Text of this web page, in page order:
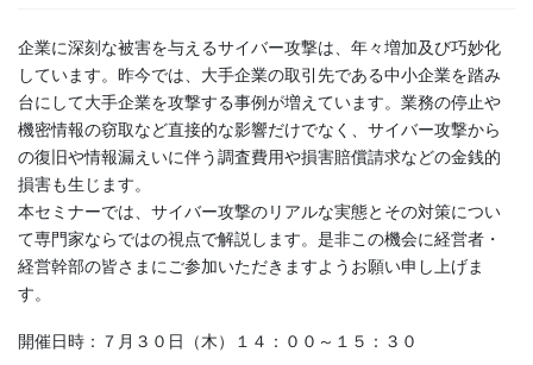
企業に深刻な被害を与えるサイバー攻撃は、年々増加及び巧妙化
しています。昨今では、大手企業の取引先である中小企業を踏み
台にして大手企業を攻撃する事例が増えています。業務の停止や
機密情報の窃取など直接的な影響だけでなく、サイバー攻撃から
の復旧や情報漏えいに伴う調査費用や損害賠償請求などの金銭的
損害も生じます。
本セミナーでは、サイバー攻撃のリアルな実態とその対策につい
て専門家ならではの視点で解説します。是非この機会に経営者・
経営幹部の皆さまにご参加いただきますようお願い申し上げま
す。
開催日時：７月３０日（木）１４：００～１５：３０